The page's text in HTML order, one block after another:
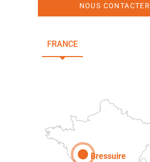
NOUS CONTACTER
FRANCE
Bressuire